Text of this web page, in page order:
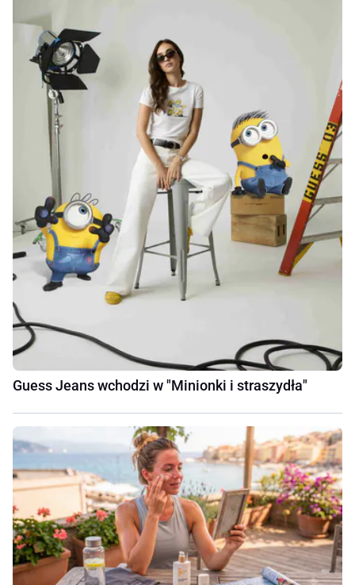
Guess Jeans wchodzi w "Minionki i straszydła"